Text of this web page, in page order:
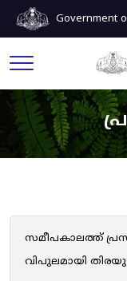
Government
സമീപകാലത്ത്
വിപുലമായി